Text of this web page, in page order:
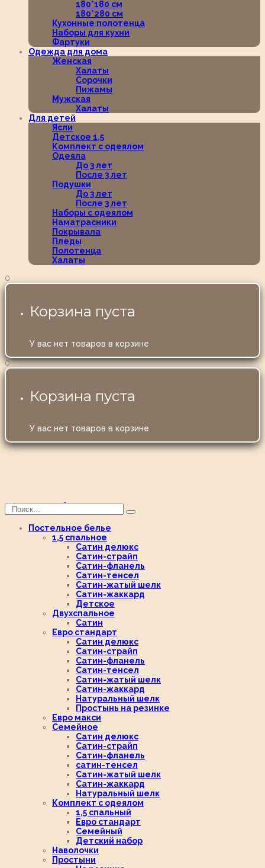
180*180 см
180*280 см
Кухонные полотенца
Наборы для кухни
Фартуки
Одежда для дома
Женская
Халаты
Сорочки
Пижамы
Мужская
Халаты
Для детей
Ясли
Детское 1,5
Комплект с одеялом
Одеяла
До 3 лет
После 3 лет
Подушки
До 3 лет
После 3 лет
Наборы с одеялом
Наматрасники
Покрывала
Пледы
Полотенца
Халаты
0
Корзина пуста
У вас нет товаров в корзине
0
Корзина пуста
У вас нет товаров в корзине
Постельное белье
1,5 спальное
Сатин делюкс
Сатин-страйп
Сатин-фланель
Сатин-тенсел
Сатин-жатый шелк
Сатин-жаккард
Детское
Двухспальное
Сатин
Евро стандарт
Сатин делюкс
Сатин-страйп
Сатин-фланель
Сатин-тенсел
Сатин-жатый шелк
Сатин-жаккард
Натуральный шелк
Простынь на резинке
Евро макси
Семейное
Сатин делюкс
Сатин-страйп
Сатин-фланель
сатин-тенсел
Сатин-жатый шелк
Сатин-жаккард
Натуральный шелк
Комплект с одеялом
1,5 спальный
Евро стандарт
Семейный
Детский набор
Наволочки
Простыни